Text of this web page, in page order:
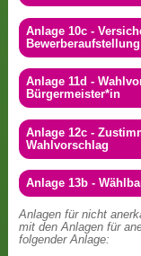
Anlage 10c -
Anlage 11d -
Bürgermeister*in
Anlage 12c -
Wahlvorschlag
Anlage 13b -
Anlagen für nicht
mit den Anlagen für
folgender Anlage: